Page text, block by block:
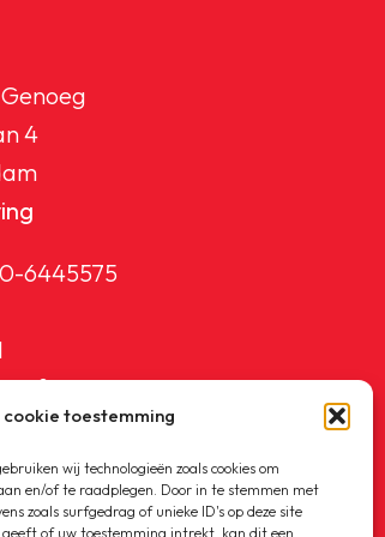
cookie toestemming
wij technologieën zoals cookies om
en/of te raadplegen. Door in te stemmen met
zoals surfgedrag of unieke ID's op deze site
of uw toestemming intrekt, kan dit een
4
6445575